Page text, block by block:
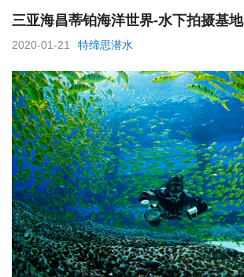
三亚海昌蒂铂海洋世界-水下拍摄基地
2020-01-21 特缔思潜水